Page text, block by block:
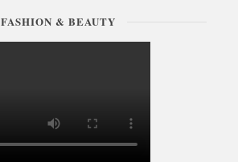
FASHION & BEAUTY